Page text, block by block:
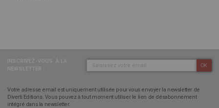
OK
Votre adresse email est uniquement utilisée pour vous envoyer la newsletter de
Diverti Editions. Vous pouvez à tout moment utiliser le lien de désabonnement
intégré dans la newsletter.